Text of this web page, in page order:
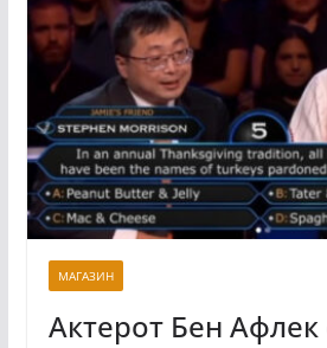
МАГАЗИН
Актерот Бен Афлек